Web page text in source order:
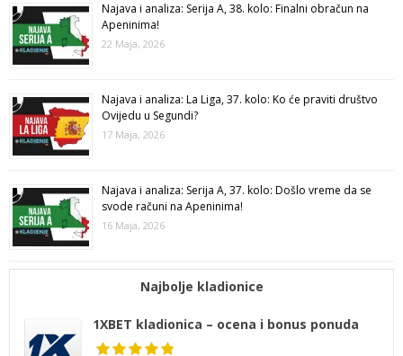
Najava i analiza: Serija A, 38. kolo: Finalni obračun na
Apeninima!
22 Maja, 2026
Najava i analiza: La Liga, 37. kolo: Ko će praviti društvo
Ovijedu u Segundi?
17 Maja, 2026
Najava i analiza: Serija A, 37. kolo: Došlo vreme da se
svode računi na Apeninima!
16 Maja, 2026
Najbolje kladionice
1XBET kladionica – ocena i bonus ponuda